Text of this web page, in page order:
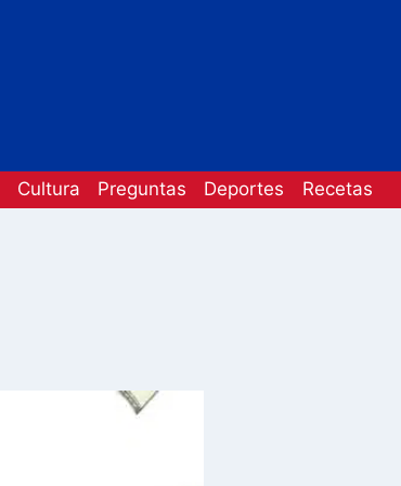
Cultura Preguntas Deportes Recetas